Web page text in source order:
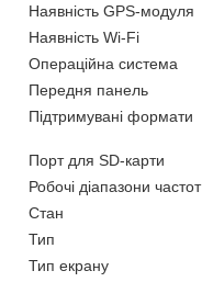
Наявність GPS-модуля
Наявність Wi-Fi
Операційна система
Передня панель
Підтримувані формати
Порт для SD-карти
Робочі діапазони частот
Стан
Тип
Тип екрану